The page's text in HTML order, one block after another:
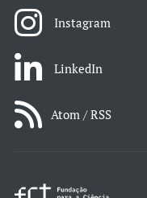
Instagram
LinkedIn
Atom / RSS